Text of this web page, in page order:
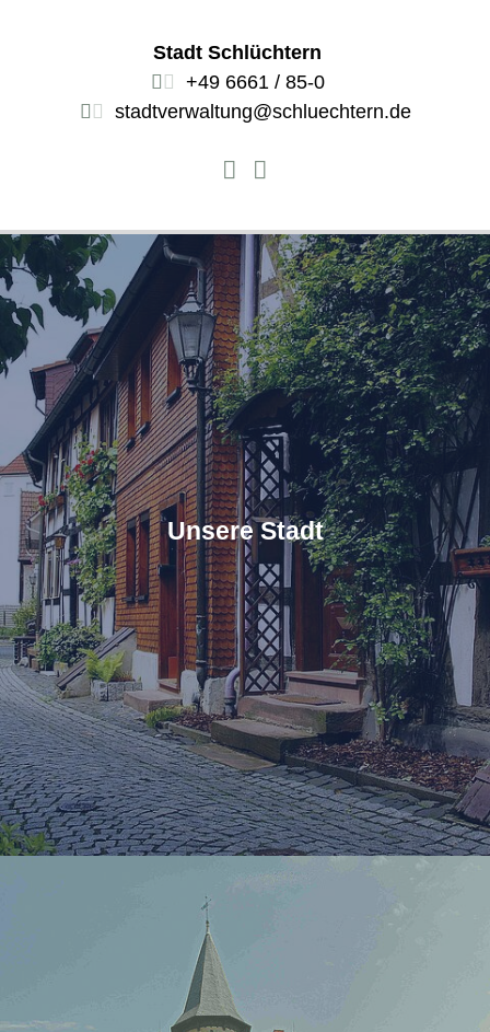
Stadt Schlüchtern
+49 6661 / 85-0
stadtverwaltung@schluechtern.de
Unsere Stadt